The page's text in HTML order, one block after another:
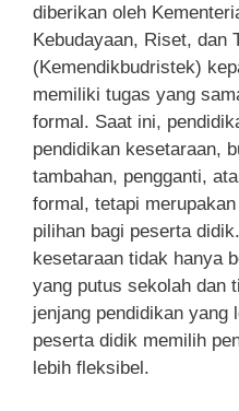
diberikan oleh
Kebudayaan, Riset, dan
(Kemendikbudristek)
memiliki tugas yang
formal. Saat ini,
pendidikan kesetaraan,
tambahan, pengganti,
formal, tetapi
pilihan bagi peserta
kesetaraan tidak hanya
yang putus sekolah dan
jenjang pendidikan yang
peserta didik memilih
lebih fleksibel.